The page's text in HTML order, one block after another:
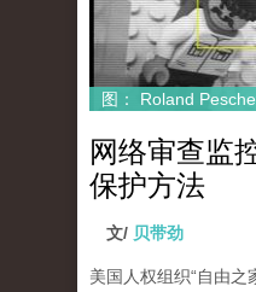
图： Roland
网络审查监
保护方法
文/ 贝带劲
美国人权组织“自由之